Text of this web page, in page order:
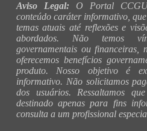
Aviso Legal: O Portal
conteúdo caráter informativo,
temas atuais até reflexões e
abordados. Não temos
governamentais ou financeiras,
oferecemos benefícios
produto. Nosso objetivo é
informativo. Não solicitamos
dos usuários. Ressaltamos
destinado apenas para fins
consulta a um profissional